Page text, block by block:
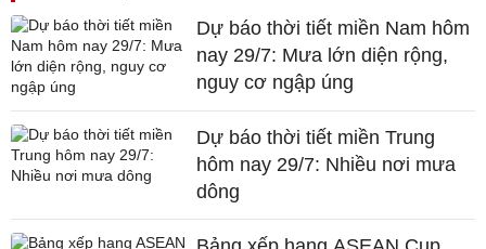
Dự báo thời tiết miền Nam hôm
nay 29/7: Mưa lớn diện rộng,
nguy cơ ngập úng
Dự báo thời tiết miền Trung
hôm nay 29/7: Nhiều nơi mưa
dông